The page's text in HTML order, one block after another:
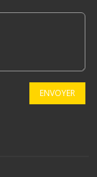
ENVOYER